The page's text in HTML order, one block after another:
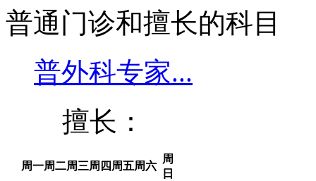
普通门诊和擅长的科目
普外科专家...
擅长：
周一周二周三周四 周五周六
周
日